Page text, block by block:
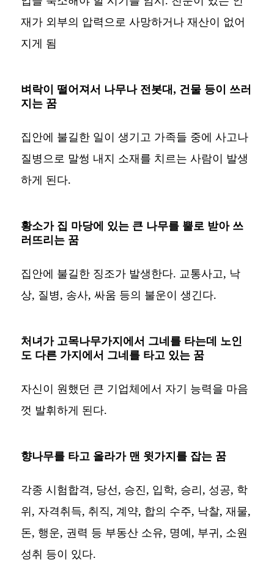
재가 외부의 압력으로 사망하거나 재산이 없어
지게 됨
벼락이 떨어져서 나무나 전봇대, 건물 등이 쓰러
지는 꿈
집안에 불길한 일이 생기고 가족들 중에 사고나
질병으로 말썽 내지 소재를 치르는 사람이 발생
하게 된다.
황소가 집 마당에 있는 큰 나무를 뿔로 받아 쓰
러뜨리는 꿈
집안에 불길한 징조가 발생한다. 교통사고, 낙
상, 질병, 송사, 싸움 등의 불운이 생긴다.
처녀가 고목나무가지에서 그네를 타는데 노인
도 다른 가지에서 그네를 타고 있는 꿈
자신이 원했던 큰 기업체에서 자기 능력을 마음
껏 발휘하게 된다.
향나무를 타고 올라가 맨 윗가지를 잡는 꿈
각종 시험합격, 당선, 승진, 입학, 승리, 성공, 학
위, 자격취득, 취직, 계약, 합의 수주, 낙찰, 재물,
돈, 행운, 권력 등 부동산 소유, 명예, 부귀, 소원
성취 등이 있다.